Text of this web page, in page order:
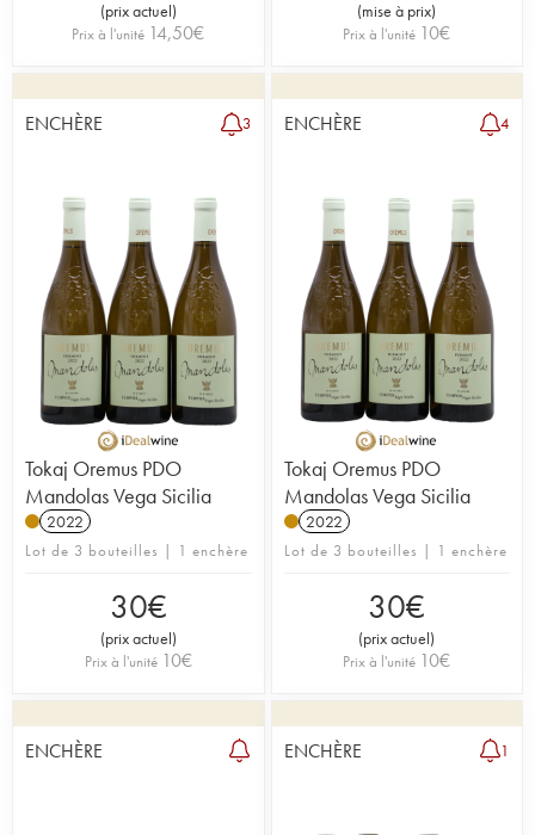
(prix actuel)
Prix à l'unité 14,50€
(mise à prix)
Prix à l'unité 10€
ENCHÈRE 3
Tokaj Oremus PDO
Mandolas Vega Sicilia
2022
Lot de 3 bouteilles | 1 enchère
30€
(prix actuel)
Prix à l'unité 10€
ENCHÈRE 4
Tokaj Oremus PDO
Mandolas Vega Sicilia
2022
Lot de 3 bouteilles | 1 enchère
30€
(prix actuel)
Prix à l'unité 10€
ENCHÈRE ENCHÈRE 1